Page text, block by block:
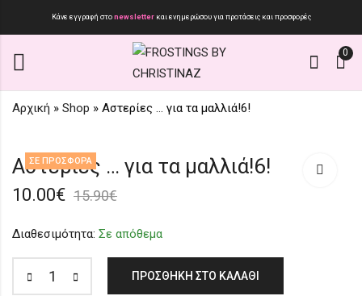
Κάνε εγγραφή στοnewsletter και ενημερώσου για προτάσεις και προσφορές
0
Αρχική » Shop » Αστερίες … για τα μαλλιά!6!
Αστερίες... για τα
μαλλιά! 5!
Αστερίες...για τα
μαλλιά! 7!
ΣΕ ΠΡΟΣΦΟΡΆ
Αστερίες … για τα μαλλιά!6!
10.00€ 15.90€
Διαθεσιμότητα: Σε απόθεμα
ΠΡΟΣΘΉΚΗ ΣΤΟ ΚΑΛΆΘΙ